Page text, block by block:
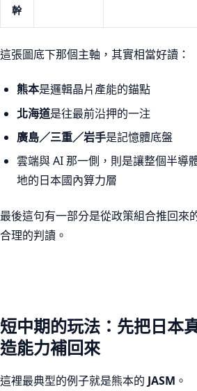
幹
這張圖底下那個主軸，其實相當好讀：
熊本是邏輯晶片產能的錨點
北海道是往最前沿押的一注
廣島／三重／岩手是記憶體底盤
雲端與 AI 那一側，則是讓整個半導
地的日本國內算力層
最後這句有一部分是從政策組合推回來
合理的判讀。
短中期的玩法：先把日本
造能力補回來
這裡最典型的例子就是熊本的 JASM 。